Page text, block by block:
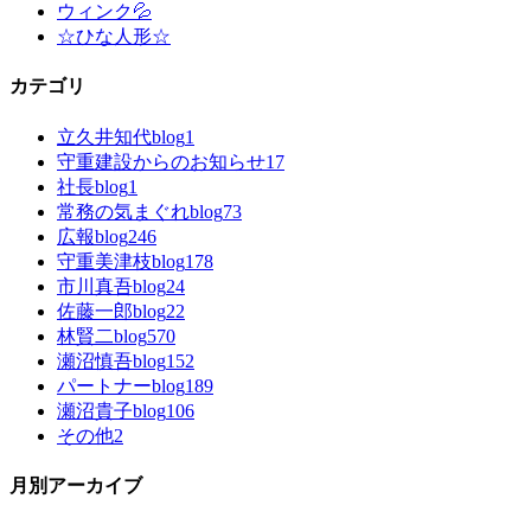
ウィンク💦
☆ひな人形☆
カテゴリ
立久井知代blog1
守重建設からのお知らせ17
社長blog1
常務の気まぐれblog73
広報blog246
守重美津枝blog178
市川真吾blog24
佐藤一郎blog22
林賢二blog570
瀬沼慎吾blog152
パートナーblog189
瀬沼貴子blog106
その他2
月別アーカイブ